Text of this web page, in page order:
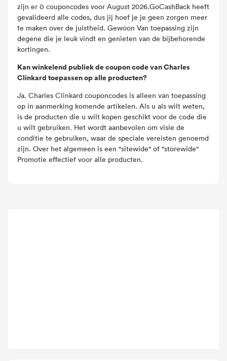
zijn er 0 couponcodes voor August 2026.GoCashBack heeft
gevalideerd alle codes, dus jij hoef je je geen zorgen meer
te maken over de juistheid. Gewoon Van toepassing zijn
degene die je leuk vindt en genieten van de bijbehorende
kortingen.
Kan winkelend publiek de coupon code van Charles
Clinkard toepassen op alle producten?
Ja. Charles Clinkard couponcodes is alleen van toepassing
op in aanmerking komende artikelen. Als u als wilt weten,
is de producten die u wilt kopen geschikt voor de code die
u wilt gebruiken. Het wordt aanbevolen om visie de
conditie te gebruiken, waar de speciale vereisten genoemd
zijn. Over het algemeen is een "sitewide" of "storewide"
Promotie effectief voor alle producten.